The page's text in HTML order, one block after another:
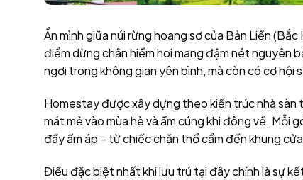
Ẩn mình giữa núi rừng hoang sơ của Bản Liền
điểm dừng chân hiếm hoi mang đậm nét nguyên
ngơi trong không gian yên bình, mà còn có cơ
Homestay được xây dựng theo kiến trúc nhà sàn
mát mẻ vào mùa hè và ấm cúng khi đông về. Mỗi
đầy ấm áp – từ chiếc chăn thổ cẩm đến khung cửa
Điều đặc biệt nhất khi lưu trú tại đây chính là sự